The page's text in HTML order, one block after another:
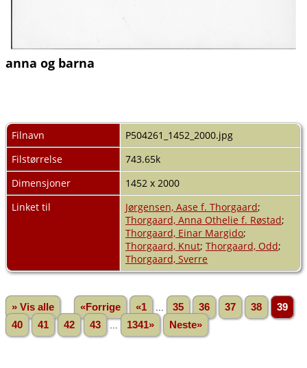
anna og barna
Filnavn
P504261_1452_2000.jpg
Filstørrelse
743.65k
Dimensjoner
1452 x 2000
Linket til
Jørgensen, Aase f. Thorgaard;
Thorgaard, Anna Othelie f. Røstad;
Thorgaard, Einar Margido;
Thorgaard, Knut; Thorgaard, Odd;
Thorgaard, Sverre
» Vis alle «Forrige «1 35 36 37 38
39
40
41 42 43 1341» Neste»